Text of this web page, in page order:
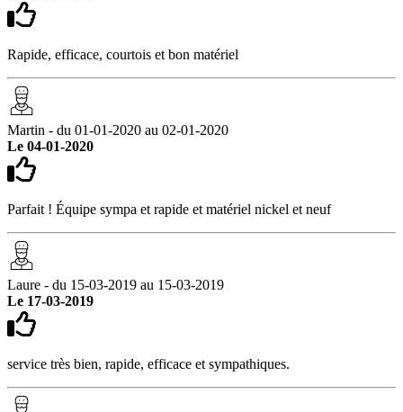
Rapide, efficace, courtois et bon matériel
Martin - du 01-01-2020 au 02-01-2020
Le 04-01-2020
Parfait ! Équipe sympa et rapide et matériel nickel et neuf
Laure - du 15-03-2019 au 15-03-2019
Le 17-03-2019
service très bien, rapide, efficace et sympathiques.